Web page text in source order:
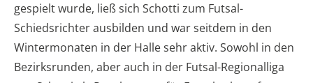
gespielt wurde, ließ sich Schotti zum Futsal-
Schiedsrichter ausbilden und war seitdem in den
Wintermonaten in der Halle sehr aktiv. Sowohl in den
Bezirksrunden, aber auch in der Futsal-Regionalliga